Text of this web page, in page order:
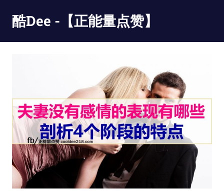
content
酷Dee -【正能量点赞】
更
酷